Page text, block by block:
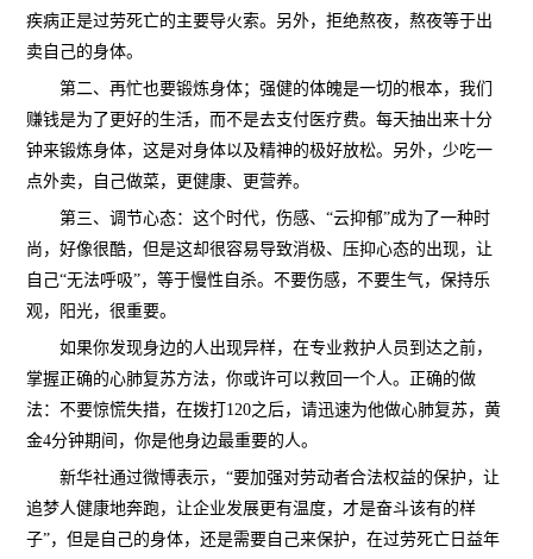
疾病正是过劳死亡的主要导火索。另外，拒绝熬夜，熬夜等于出
卖自己的身体。
第二、再忙也要锻炼身体；强健的体魄是一切的根本，我们
赚钱是为了更好的生活，而不是去支付医疗费。每天抽出来十分
钟来锻炼身体，这是对身体以及精神的极好放松。另外，少吃一
点外卖，自己做菜，更健康、更营养。
第三、调节心态：这个时代，伤感、“云抑郁”成为了一种时
尚，好像很酷，但是这却很容易导致消极、压抑心态的出现，让
自己“无法呼吸”，等于慢性自杀。不要伤感，不要生气，保持乐
观，阳光，很重要。
如果你发现身边的人出现异样，在专业救护人员到达之前，
掌握正确的心肺复苏方法，你或许可以救回一个人。正确的做
法：不要惊慌失措，在拨打120之后，请迅速为他做心肺复苏，黄
金4分钟期间，你是他身边最重要的人。
新华社通过微博表示，“要加强对劳动者合法权益的保护，让
追梦人健康地奔跑，让企业发展更有温度，才是奋斗该有的样
子”，但是自己的身体，还是需要自己来保护，在过劳死亡日益年